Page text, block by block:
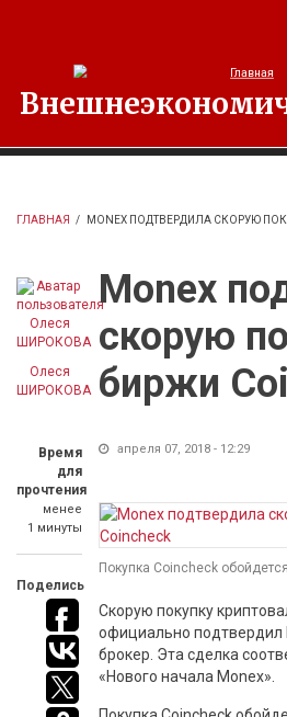
ГЛАВНАЯ / MONEX ПОДТВЕРДИЛА СКОРУЮ
Олеся
ШИРОКОВА
Время
для
прочтения
менее
1 минуты
Поделись
Monex
скорую
биржи
апреля 07, 2018 - 12:29
Покупка Coincheck
Скорую покупку
официально подтвердил
брокер. Эта сделка
«Нового начала Monex».